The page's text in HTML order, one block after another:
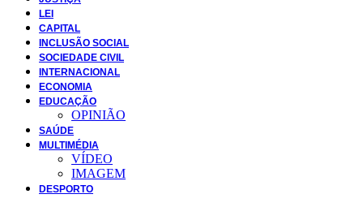
LEI
CAPITAL
INCLUSÃO SOCIAL
SOCIEDADE CIVIL
INTERNACIONAL
ECONOMIA
EDUCAÇÃO
OPINIÃO
SAÚDE
MULTIMÉDIA
VÍDEO
IMAGEM
DESPORTO